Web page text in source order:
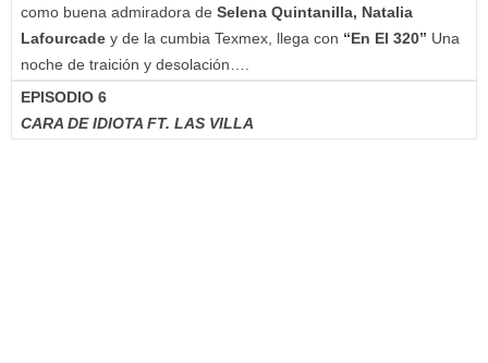
como buena admiradora de Selena Quintanilla, Natalia
Lafourcade y de la cumbia Texmex, llega con “En El 320” Una
noche de traición y desolación….
EPISODIO 6
CARA DE IDIOTA FT. LAS VILLA